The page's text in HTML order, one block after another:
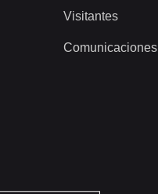
Visitantes
Comunicaciones